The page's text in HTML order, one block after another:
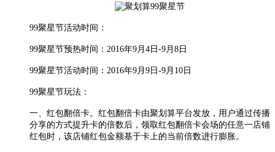
99聚星节活动时间：
99聚星节预热时间：2016年9月4日-9月8日
99聚星节活动时间：2016年9月9日-9月10日
99聚星节玩法：
一、红包翻倍卡。红包翻倍卡由聚划算平台发放，用户通过传播
分享的方式提升卡的倍数后，领取红包翻倍卡会场的任意一店铺
红包时，该店铺红包金额基于卡上的当前倍数进行膨胀。